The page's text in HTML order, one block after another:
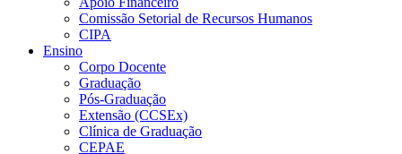
Comissão Setorial de Recursos Humanos
CIPA
Ensino
Corpo Docente
Graduação
Pós-Graduação
Extensão (CCSEx)
Clínica de Graduação
CEPAE